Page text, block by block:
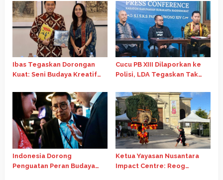
Ibas Tegaskan Dorongan
Kuat: Seni Budaya Kreatif
dan Ekonomi Nasional
Cucu PB XIII Dilaporkan ke
Polisi, LDA Tegaskan Tak
Indonesia Dorong
Penguatan Peran Budaya
Ketua Yayasan Nusantara
Impact Centre: Reog